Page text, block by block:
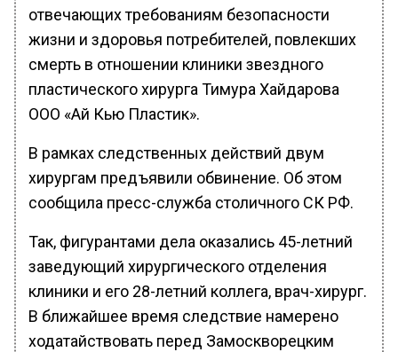
отвечающих требованиям безопасности
жизни и здоровья потребителей, повлекших
смерть в отношении клиники звездного
пластического хирурга Тимура Хайдарова
ООО «Ай Кью Пластик».
В рамках следственных действий двум
хирургам предъявили обвинение. Об этом
сообщила пресс-служба столичного СК РФ.
Так, фигурантами дела оказались 45-летний
заведующий хирургического отделения
клиники и его 28-летний коллега, врач-хирург.
В ближайшее время следствие намерено
ходатайствовать перед Замоскворецким